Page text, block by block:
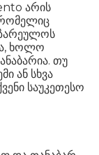
არის
ხოლო
თუ
ან სხვა
საუკეთესო